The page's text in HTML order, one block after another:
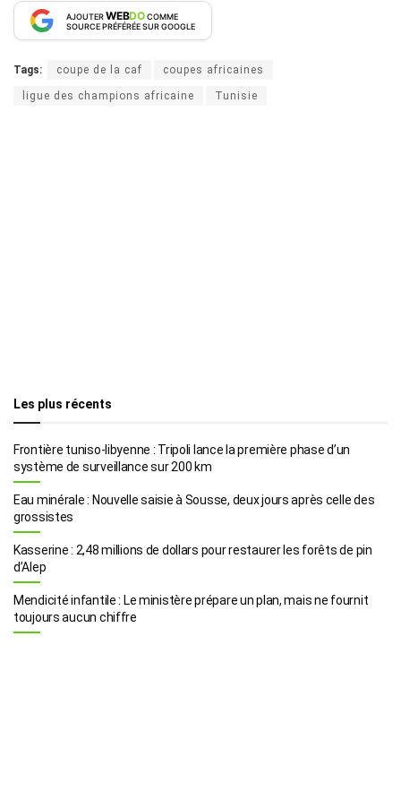
AJOUTERWEBDOCOMME
SOURCE PRÉFÉRÉE SUR GOOGLE
Tags: coupe de la caf coupes africaines
ligue des champions africaine Tunisie
Les plus récents
Frontière tuniso-libyenne : Tripoli lance la première phase d’un
système de surveillance sur 200 km
Eau minérale : Nouvelle saisie à Sousse, deux jours après celle des
grossistes
Kasserine : 2,48 millions de dollars pour restaurer les forêts de pin
d’Alep
Mendicité infantile : Le ministère prépare un plan, mais ne fournit
toujours aucun chiffre